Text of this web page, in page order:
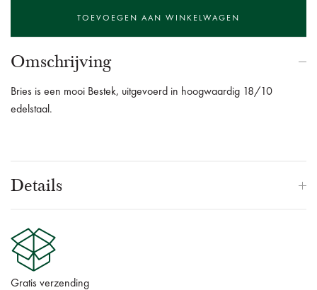
Omschrijving
Bries is een mooi Bestek, uitgevoerd in hoogwaardig 18/10
edelstaal.
Details
Gratis verzending